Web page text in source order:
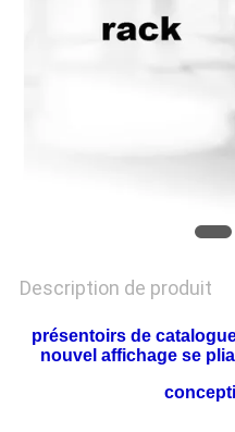
Description de produit
présentoirs de
nouvel affichage se